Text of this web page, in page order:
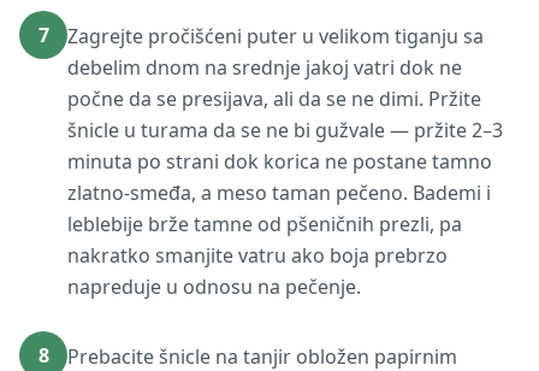
7
Zagrejte pročišćeni puter u velikom tiganju sa
debelim dnom na srednje jakoj vatri dok ne
počne da se presijava, ali da se ne dimi. Pržite
šnicle u turama da se ne bi gužvale — pržite 2–3
minuta po strani dok korica ne postane tamno
zlatno-smeđa, a meso taman pečeno. Bademi i
leblebije brže tamne od pšeničnih prezli, pa
nakratko smanjite vatru ako boja prebrzo
napreduje u odnosu na pečenje.
8
Prebacite šnicle na tanjir obložen papirnim